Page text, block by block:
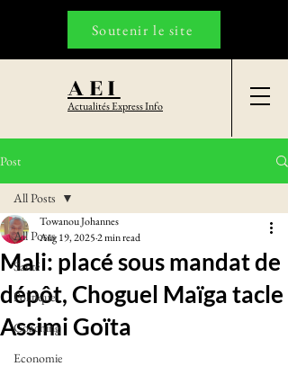
AEI
Actualités Express Info
Soutenir le site
Post
All Posts
Santé
Politique
Coaching
Economie
All Posts
Mali: placé sous mandat de
dépôt, Choguel Maïga tacle
Assimi Goïta
Towanou Johannes
Aug 19, 20252 min read